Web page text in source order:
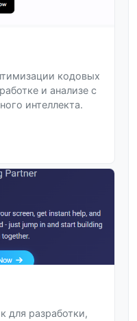
кодовых
и анализе с
интеллекта.
для разработки,